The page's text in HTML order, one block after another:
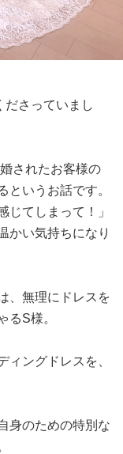
ださっていまし
されたお客様の
というお話です。
じてしまって！」
かい気持ちになり
、無理にドレスを
S様。
ィングドレスを、
身のための特別な